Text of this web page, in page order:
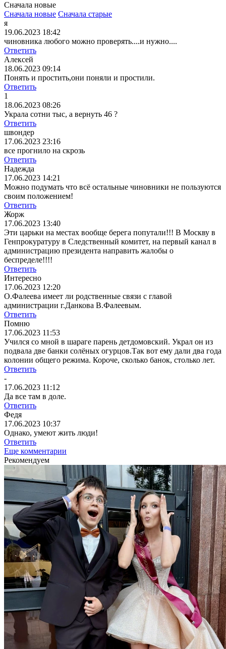
Сначала новые
Сначала новые Сначала старые
я
19.06.2023 18:42
чиновника любого можно проверять....и нужно....
Ответить
Алексей
18.06.2023 09:14
Понять и простить,они поняли и простили.
Ответить
1
18.06.2023 08:26
Украла сотни тыс, а вернуть 46 ?
Ответить
швондер
17.06.2023 23:16
все прогнило на скрозь
Ответить
Надежда
17.06.2023 14:21
Можно подумать что всё остальные чиновники не пользуются
своим положением!
Ответить
Жорж
17.06.2023 13:40
Эти царьки на местах вообще берега попутали!!! В Москву в
Генпрокуратуру в Следственный комитет, на первый канал в
администрацию президента направить жалобы о
беспределе!!!!
Ответить
Интересно
17.06.2023 12:20
О.Фалеева имеет ли родственные связи с главой
администрации г.Данкова В.Фалеевым.
Ответить
Помню
17.06.2023 11:53
Учился со мной в шараге парень детдомовский. Украл он из
подвала две банки солёных огурцов.Так вот ему дали два года
колонии общего режима. Короче, сколько банок, столько лет.
Ответить
-
17.06.2023 11:12
Да все там в доле.
Ответить
Федя
17.06.2023 10:37
Однако, умеют жить люди!
Ответить
Еще комментарии
Рекомендуем